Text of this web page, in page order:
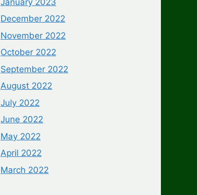
December 2022
November 2022
October 2022
September 2022
August 2022
July 2022
June 2022
May 2022
April 2022
March 2022